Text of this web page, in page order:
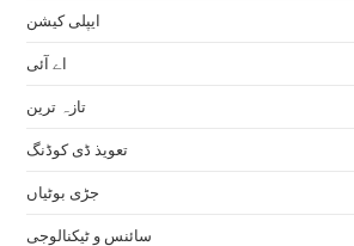
ایپلی کیشن
اے آئی
تازہ ترین
تعویذ ڈی کوڈنگ
جڑی بوٹیاں
سائنس و ٹیکنالوجی